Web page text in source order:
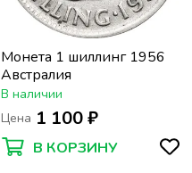
Монета 1 шиллинг 1956
Австралия
В наличии
Цена 1 100 ₽
В КОРЗИНУ